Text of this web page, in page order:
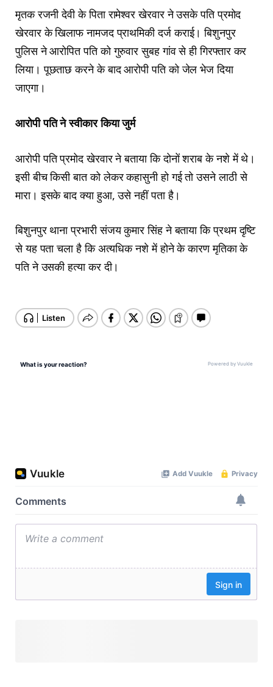
मृतक रजनी देवी के पिता रामेश्वर खेरवार ने उसके पति प्रमोद
खेरवार के खिलाफ नामजद प्राथमिकी दर्ज कराई। बिशुनपुर
पुलिस ने आरोपित पति को गुरुवार सुबह गांव से ही गिरफ्तार कर
लिया। पूछताछ करने के बाद आरोपी पति को जेल भेज दिया
जाएगा।
आरोपी पति ने स्वीकार किया जुर्म
आरोपी पति प्रमोद खेरवार ने बताया कि दोनों शराब के नशे में थे।
इसी बीच किसी बात को लेकर कहासुनी हो गई तो उसने लाठी से
मारा। इसके बाद क्या हुआ, उसे नहीं पता है।
बिशुनपुर थाना प्रभारी संजय कुमार सिंह ने बताया कि प्रथम दृष्टि
से यह पता चला है कि अत्यधिक नशे में होने के कारण मृतिका के
पति ने उसकी हत्या कर दी।